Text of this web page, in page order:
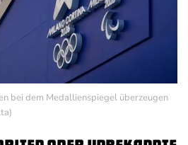
bei dem Medallienspiegel überzeugen